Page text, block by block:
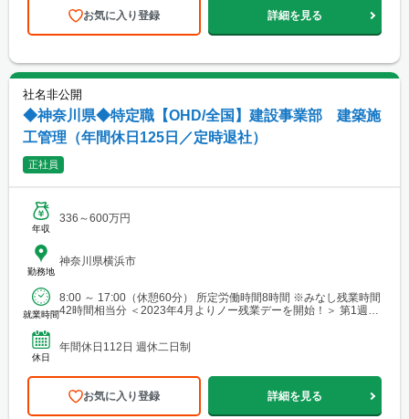
お気に入り登録 詳細を見る
社名非公開
◆神奈川県◆特定職【OHD/全国】建設事業部 建築施
工管理（年間休日125日／定時退社）
正社員
年収
336～600万円
勤務地
神奈川県横浜市
就業時間
8:00 ～ 17:00（休憩60分） 所定労働時間8時間 ※みなし残業時間
42時間相当分 ＜2023年4月よりノー残業デーを開始！＞ 第1週目
休日
年間休日112日 週休二日制
お気に入り登録 詳細を見る